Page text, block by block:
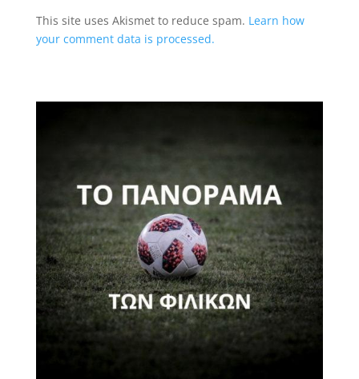
This site uses Akismet to reduce spam. Learn how
your comment data is processed.